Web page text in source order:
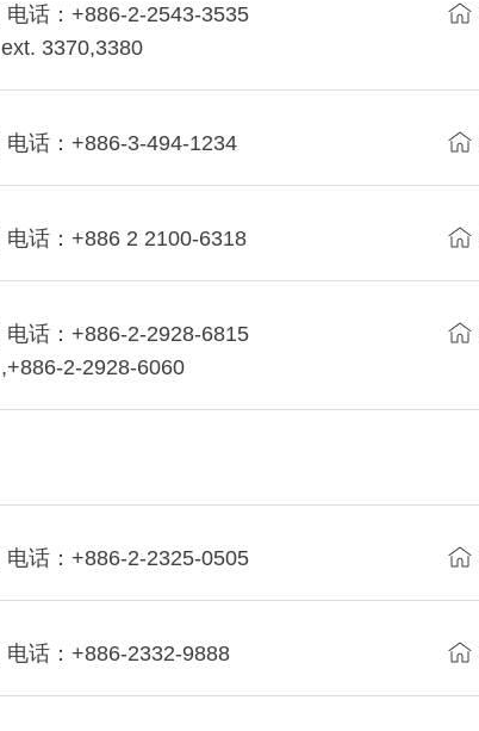
电话：+886-2-2543-3535
ext. 3370,3380
电话：+886-3-494-1234
电话：+886 2 2100-6318
电话：+886-2-2928-6815
,+886-2-2928-6060
电话：+886-2-2325-0505
电话：+886-2332-9888